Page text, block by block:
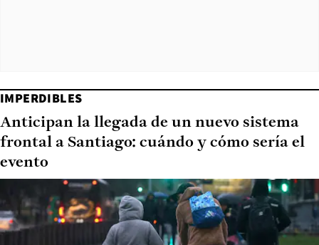
IMPERDIBLES
Anticipan la llegada de un nuevo sistema
frontal a Santiago: cuándo y cómo sería el
evento